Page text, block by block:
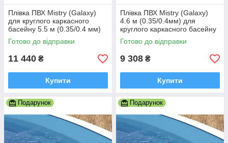
Плівка ПВХ Mistry (Galaxy)
для круглого каркасного
басейну 5.5 м (0.35/0.4 мм)
Готово до відправки
11 440 ₴
Купити
Плівка ПВХ Mistry (Galaxy)
4.6 м (0.35/0.4мм) для
круглого каркасного басейну
Azuro
Готово до відправки
9 308 ₴
Купити
Подарунок Подарунок